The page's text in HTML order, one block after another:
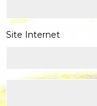
Site Internet